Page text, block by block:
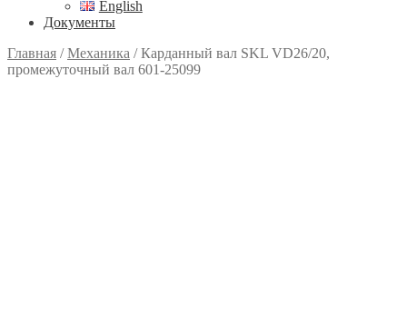
English
Документы
Главная /Механика /Карданный вал SKL VD26/20,
промежуточный вал 601-25099